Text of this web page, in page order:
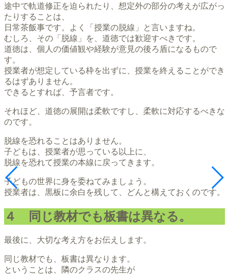
途中で軌道修正を迫られたり、想定外の部分の考えが広がっ
たりすることは、
日常茶飯事です。よく「授業の脱線」と言いますね。
むしろ、その「脱線」を、道徳では歓迎すべきです。
道徳は、個人の価値観や経験が意見の後ろ盾になるもので
す。
授業者が想定している枠を出ずに、授業を終えることができ
るはずありません。
できるとすれば、予言者です。
それほど、道徳の展開は柔軟ですし、柔軟に対応するべきな
のです。
脱線を恐れることはありません。
子どもは、授業者が思っている以上に、
脱線を恐れて授業の本線に戻ってきます。
子どもの世界に身を委ねてみましょう。
授業者は、黒板に余白を残して、どんと構えておくのです。
４ 同じ教材でも板書は異なる。
最後に、大切な考え方をお伝えします。
同じ教材でも、板書は異なります。
ということは、隣のクラスの先生が